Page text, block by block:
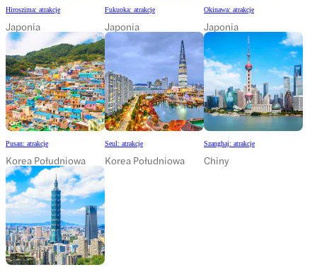
Hiroszima: atrakcje
Japonia
Fukuoka: atrakcje
Japonia
Okinawa: atrakcje
Japonia
Pusan: atrakcje
Korea Południowa
Seul: atrakcje
Korea Południowa
Szanghaj: atrakcje
Chiny